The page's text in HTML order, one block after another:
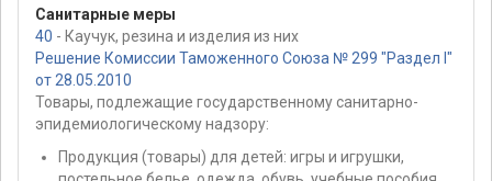
Санитарные меры
40 - Каучук, резина и изделия из них
Решение Комиссии Таможенного Союза № 299 "Раздел I"
от 28.05.2010
Товары, подлежащие государственному санитарно-
эпидемиологическому надзору:
Продукция (товары) для детей: игры и игрушки,